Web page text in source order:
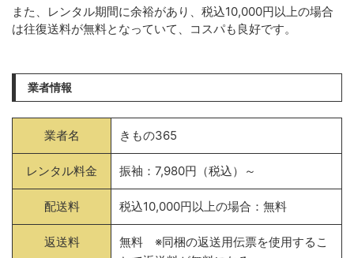
また、レンタル期間に余裕があり、税込10,000円以上の場合
は往復送料が無料となっていて、コスパも良好です。
業者情報
業者名 きもの365
レンタル料金 振袖：7,980円（税込）～
配送料 税込10,000円以上の場合：無料
返送料
無料 ※同梱の返送用伝票を使用するこ